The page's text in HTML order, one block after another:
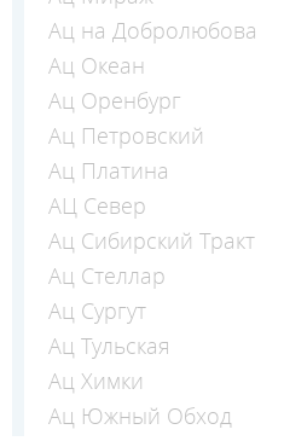
Ац на Добролюбова
Ац Океан
Ац Оренбург
Ац Петровский
Ац Платина
АЦ Север
Ац Сибирский Тракт
Ац Стеллар
Ац Сургут
Ац Тульская
Ац Химки
Ац Южный Обход